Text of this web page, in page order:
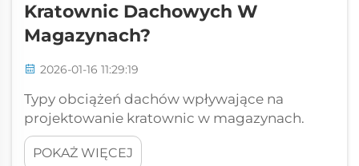
Kratownic Dachowych W
Magazynach?
2026-01-16 11:29:19
Typy obciążeń dachów wpływające na
projektowanie kratownic w magazynach.
Montaże kratownic dachowych w
magazynach muszą wytrzymać trzy
POKAŻ WIĘCEJ